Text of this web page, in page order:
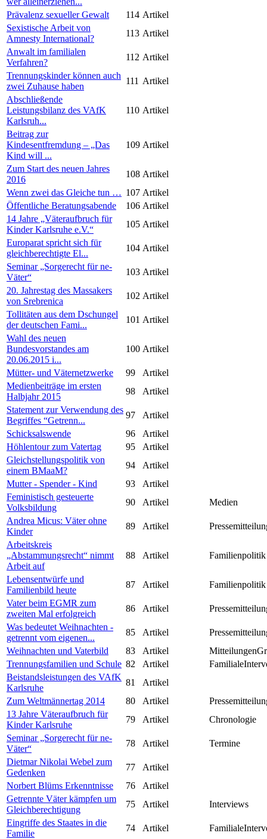
Prävalenz sexueller Gewalt
114 Artikel
Sexistische Arbeit von
Amnesty International?
113 Artikel
Anwalt im familialen
Verfahren?
112 Artikel
Trennungskinder können auch
zwei Zuhause haben
111 Artikel
Abschließende
Leistungsbilanz des VAfK
Karlsruh...
110 Artikel
Beitrag zur
Kindesentfremdung – „Das
Kind will ...
109 Artikel
Zum Start des neuen Jahres
2016
108 Artikel
Wenn zwei das Gleiche tun … 107 Artikel
Öffentliche Beratungsabende
106 Artikel
14 Jahre „Väteraufbruch für
Kinder Karlsruhe e.V.“
105 Artikel
Europarat spricht sich für
gleichberechtigte El...
104 Artikel
Seminar „Sorgerecht für ne-
Väter“
103 Artikel
20. Jahrestag des Massakers
von Srebrenica
102 Artikel
Tollitäten aus dem Dschungel
der deutschen Fami...
101 Artikel
Wahl des neuen
Bundesvorstandes am
20.06.2015 i...
100 Artikel
Mütter- und Väternetzwerke 99
Artikel
Medienbeiträge im ersten
Halbjahr 2015
98
Artikel
Statement zur Verwendung des
Begriffes “Getrenn...
97
Artikel
Schicksalswende
96
Artikel
Höhlentour zum Vatertag
95
Artikel
Gleichstellungspolitik von
einem BMaaM?
94
Artikel
Mutter - Spender - Kind
93
Artikel
Feministisch gesteuerte
Volksbildung
90 Artikel
Medien
Andrea Micus: Väter ohne
Kinder
89 Artikel
Arbeitskreis
„Abstammungsrecht“ nimmt
Arbeit auf
88 Artikel Familienpolitik
Lebensentwürfe und
Familienbild heute
87 Artikel
Familienpolitik
Vater beim EGMR zum
zweiten Mal erfolgreich
86 Artikel
Was bedeutet Weihnachten -
getrennt vom eigenen...
85 Artikel
Weihnachten und Vaterbild
83 Artikel
Trennungsfamilien und Schule 82 Artikel
Beistandsleistungen des VAfK
Karlsruhe
81
Artikel
Zum Weltmännertag 2014
80 Artikel
13 Jahre Väteraufbruch für
Kinder Karlsruhe
79 Artikel
Chronologie
Seminar „Sorgerecht für ne-
Väter“
78 Artikel
Termine
Dietmar Nikolai Webel zum
Gedenken
77
Artikel
Norbert Blüms Erkenntnisse
76
Artikel
Getrennte Väter kämpfen um
Gleichberechtigung
75 Artikel
Interviews
Eingriffe des Staates in die
Familie
74 Artikel